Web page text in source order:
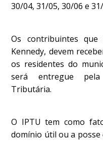
30/04, 31/05, 30/06 e
Os contribuintes
Kennedy, devem
os residentes do
será entregue
Tributária.
O IPTU tem como
domínio útil ou a